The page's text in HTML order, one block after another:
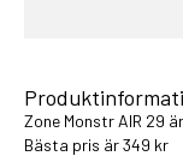
Zone Monstr AIR 29
Bästa pris är 349 kr